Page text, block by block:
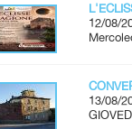
12/08/
13/08/